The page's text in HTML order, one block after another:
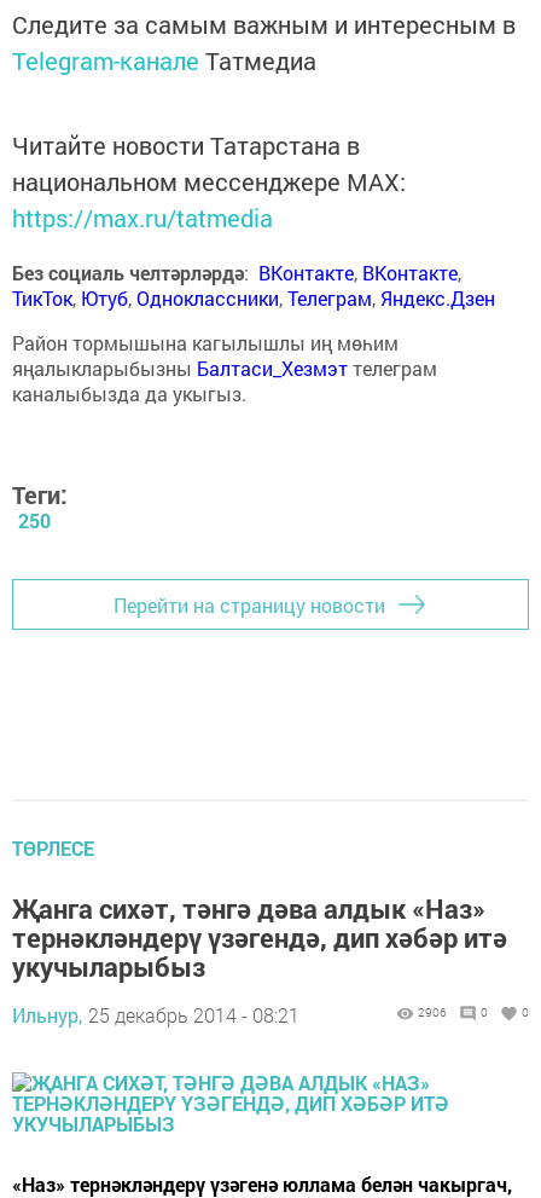
Следите за самым важным и интересным в
Telegram-канале Татмедиа
Читайте новости Татарстана в
национальном мессенджере MАХ:
https://max.ru/tatmedia
Без социаль челтәрләрдә: ВКонтакте, ВКонтакте,
ТикТок, Ютуб,Одноклассники,Телеграм, Яндекс.Дзен
Район тормышына кагылышлы иң мөһим
яңалыкларыбызны Балтаси_Хезмэттелеграм
каналыбызда да укыгыз.
Теги:
250
Перейти на страницу новости
ТӨРЛЕСЕ
Җанга сихәт, тәнгә дәва алдык «Наз»
тернәкләндерү үзәгендә, дип хәбәр итә
укучыларыбыз
Ильнур, 25 декабрь 2014 - 08:21 2906 0 0
«Наз» тернәкләндерү үзәгенә юллама белән чакыргач,